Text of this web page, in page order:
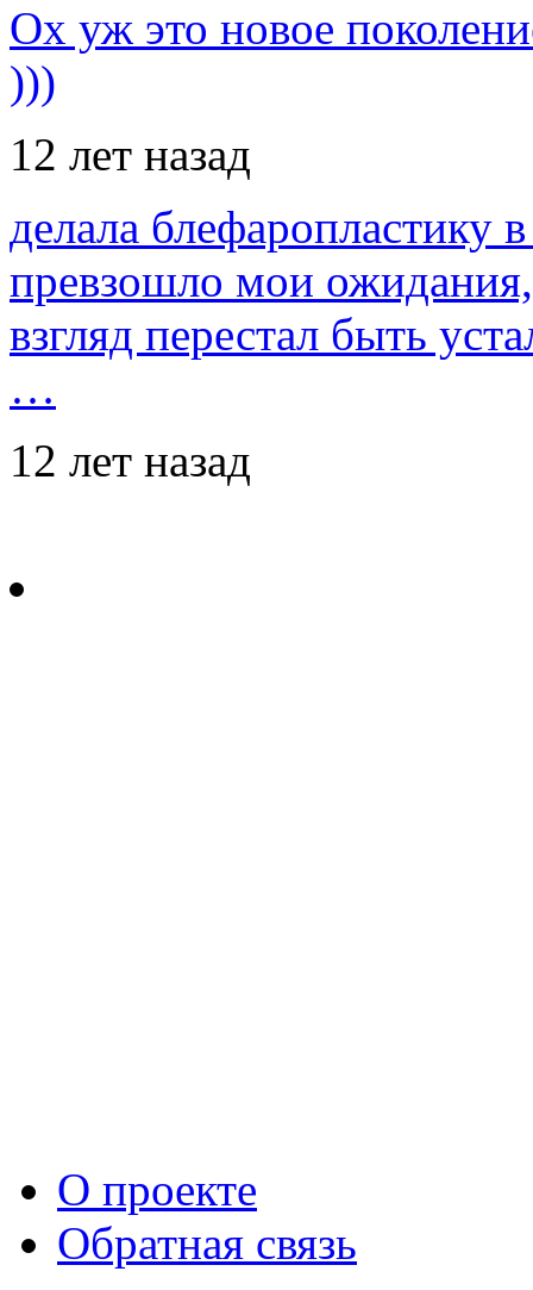
Ох уж это новое
)))
12 лет назад
делала блефаропластику
превзошло мои
взгляд перестал быть
…
12 лет назад
О проекте
Обратная связь